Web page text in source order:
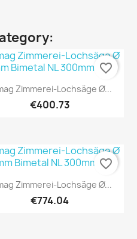
Quick view
Zimmerei-Lochsäge Ø...
€400.73
favorite_border
Quick view
Zimmerei-Lochsäge Ø...
€774.04
favorite_border